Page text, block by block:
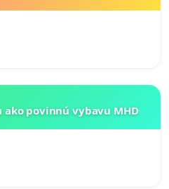
povinnú vybavu MHD